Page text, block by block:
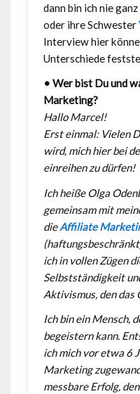
dann bin ich nie
oder ihre Schwester
Interview hier
Unterschiede
• Wer bist Du und
Marketing?
Hallo Marcel!
Erst einmal: Vielen
wird, mich hier bei
einreihen zu dürfen!
Ich heiße Olga
gemeinsam mit
dieAffiliate
ich in vollen Zügen
Selbstständigkeit
Aktivismus, den das
Ich bin ein Mensch,
begeistern kann.
ich mich vor etwa 6
Marketing
messbare Erfolg,